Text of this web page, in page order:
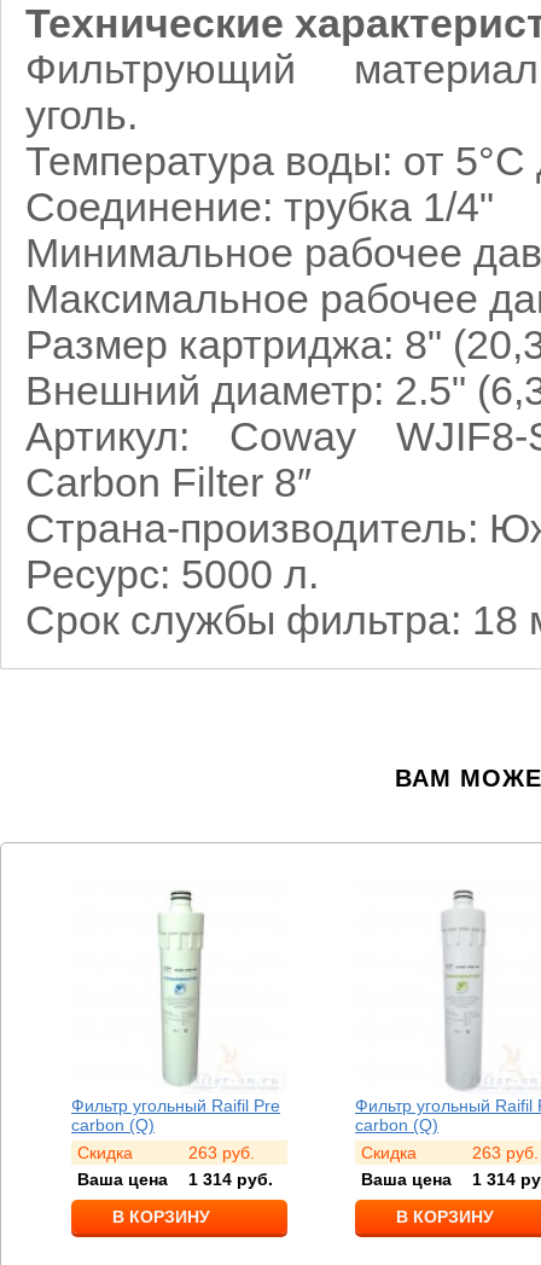
Технические
Фильтрующий
уголь.
Температура воды: от 5°С
Соединение: трубка 1/4"
Минимальное рабочее
Максимальное рабочее
Размер картриджа: 8"
Внешний диаметр: 2.5"
Артикул: Coway
Carbon Filter 8″
Страна-производитель:
Ресурс: 5000 л.
Срок службы фильтра: 18
ВАМ
Фильтр угольный Raifil Pre
carbon (Q)
Скидка
263 руб.
Ваша цена
1 314 руб.
В КОРЗИНУ
Фильтр угольный Raifil
carbon (Q)
Скидка
263 руб.
Ваша цена
1 314
В КОРЗИНУ